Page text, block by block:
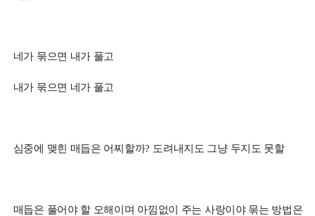
네가 묶으면 내가 풀고
내가 묶으면 네가 풀고
심중에 맺힌 매듭은 어찌할까? 도려내지도 그냥 두지도 못할
매듭은 풀어야 할 오해이며 아낌없이 주는 사랑이야 묶는 방법은